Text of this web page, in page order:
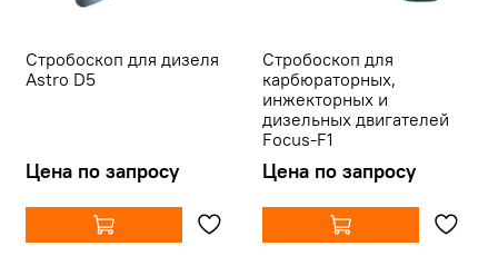
Стробоскоп для дизеля
Astro D5
Цена по запросу
Стробоскоп для
карбюраторных,
инжекторных и
дизельных двигателей
Focus-F1
Цена по запросу